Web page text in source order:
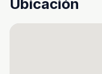
Ubicación